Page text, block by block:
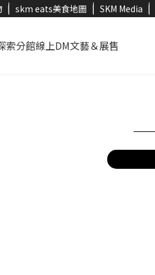
skm eats美食地圖 SKM Media
索分館線上DM文藝＆展售